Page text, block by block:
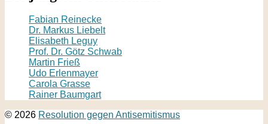
Fabian Reinecke
Dr. Markus Liebelt
Elisabeth Leguy
Prof. Dr. Götz Schwab
Martin Frieß
Udo Erlenmayer
Carola Grasse
Rainer Baumgart
© 2026 Resolution gegen Antisemitismus